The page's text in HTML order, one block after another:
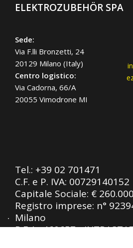
ELEKTROZUBEHÖR SPA
Sede:
Via F.lli Bronzetti, 24
20129 Milano (Italy)
Centro logistico:
Via Cadorna, 66/A
20055 Vimodrone MI
Tel.: +39 02 701471
C.F. e P. IVA: 00729140152
Capitale Sociale: € 260.000
Registro imprese: n°
Milano
R.E.A.: 460657 -